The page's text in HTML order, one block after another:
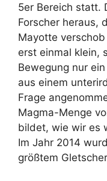
5er Bereich statt.
Forscher heraus,
Mayotte
erst einmal klein,
Bewegung nur
aus einem
Frage
Magma-Menge
bildet, wie wir es
Im Jahr 2014
größtem